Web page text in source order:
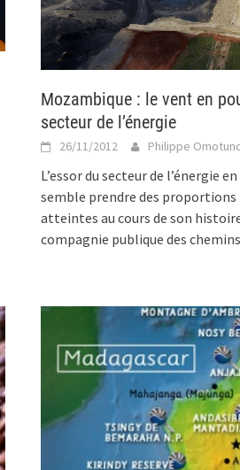
Mozambique : le vent en
secteur de l’énergie
26/11/2012 Philippe
L’essor du secteur de l’énergie
semble prendre des proportions
atteintes au cours de son
compagnie publique des chemins